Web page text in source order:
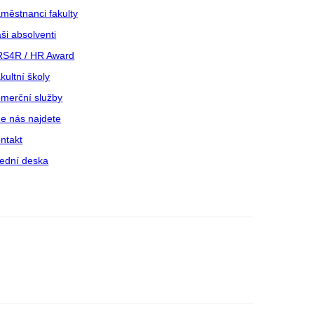
fakulty
absolventi
/ HR Award
školy
služby
nás najdete
deska